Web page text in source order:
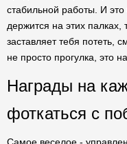
стабильной работы. И
держится на этих
заставляет тебя потеть,
не просто прогулка, это
Награды на
фоткаться с